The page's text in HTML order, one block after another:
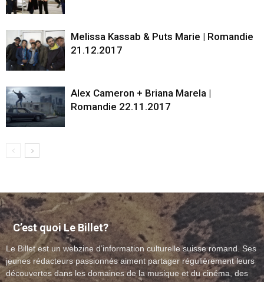
Melissa Kassab & Puts Marie | Romandie
21.12.2017
Alex Cameron + Briana Marela |
Romandie 22.11.2017
C’est quoi Le Billet?
Le Billet est un webzine d’information culturelle suisse romand. Ses
jeunes rédacteurs passionnés aiment partager régulièrement leurs
découvertes dans les domaines de la musique et du cinéma, des